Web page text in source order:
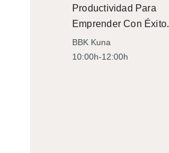
Productividad Para
Emprender Con Éxito.
BBK Kuna
10:00h-12:00h